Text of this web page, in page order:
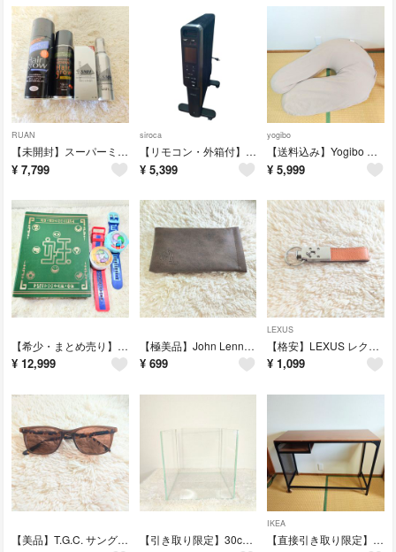
RUAN
​【未開封】スーパーミリオンヘアー 40g (ライトブラウン) スプレー セット
¥ 7,799
siroca
【リモコン・外箱付】シロカ 速暖マイカヒーター SH-M111 パネルヒーター
¥ 5,399
yogibo
​【送料込み】Yogibo Support ヨギボー サポート ライトグレー
¥ 5,999
【希少・まとめ売り】韓国版 妖怪ウォッチ 妖怪大辞典 メダル大量 ウォッチ2体
¥ 12,999
【極美品】John Lennon ジョンレノン メガネケース ソフトケース
¥ 699
LEXUS
​【格安】LEXUS レクサス レザーキーホルダー オレンジ 本革 レザー
¥ 1,099
【美品】T.G.C. サングラス べっ甲 BE1902SP C3 ウェリントン型 【引き取り限定】30cm キューブ ガラス水槽（30×30×30cm）
IKEA
【直接引き取り限定】IKEA FJÄLLBO フィエルボ ラップトップテーブル